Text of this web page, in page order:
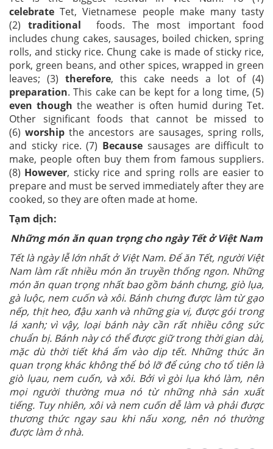
celebrateTet, Vietnamese people make many tasty
(2)traditional foods. The most important food
includes chung cakes, sausages, boiled chicken, spring
rolls, and sticky rice. Chung cake is made of sticky rice,
pork, green beans, and other spices, wrapped in green
leaves; (3) therefore, this cake needs a lot of (4)
preparation. This cake can be kept for a long time, (5)
even though the weather is often humid during Tet.
Other significant foods that cannot be missed to
(6)worshipthe ancestors are sausages, spring rolls,
and sticky rice. (7) Because sausages are difficult to
make, people often buy them from famous suppliers.
(8) However, sticky rice and spring rolls are easier to
prepare and must be served immediately after they are
cooked, so they are often made at home.
Tạm dịch:
Những món ăn quan trọng cho ngày Tết ở Việt Nam
Tết là ngày lễ lớn nhất ở Việt Nam. Để ăn Tết, người Việt
Nam làm rất nhiều món ăn truyền thốngngon. Những
món ăn quan trọng nhất bao gồm bánh chưng, giò lụa,
gà luộc, nem cuốn và xôi. Bánh chưng được làm từ gạo
nếp, thịt heo, đậu xanh và những gia vị, được gói trong
lá xanh; vì vậy, loại bánh này cần rất nhiều công sức
chuẩn bị. Bánh này có thể được giữ trong thời gian dài,
mặc dù thời tiết khá ẩm vào dịp tết. Những thức ăn
quan trọng khác không thể bỏ lỡ để cúng cho tổ tiên là
giò lụau, nem cuốn, và xôi. Bởi vì gòi lụa khó làm, nên
mọi người thường mua nó từ những nhà sản xuất
tiếng. Tuy nhiên, xôi và nem cuốn dễ làm và phải được
thương thức ngay sau khi nấu xong, nên nó thường
được làm ở nhà.